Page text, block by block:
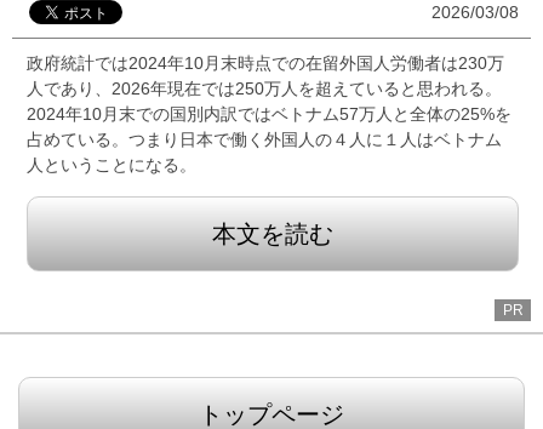
2026/03/08
政府統計では2024年10月末時点での在留外国人労働者は230万
人であり、2026年現在では250万人を超えていると思われる。
2024年10月末での国別内訳ではベトナム57万人と全体の25%を
占めている。つまり日本で働く外国人の４人に１人はベトナム
人ということになる。
本文を読む
PR
トップページ